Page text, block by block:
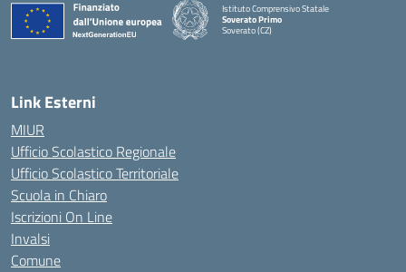
Istituto Comprensivo Statale
Soverato Primo
Soverato (CZ)
Link Esterni
MIUR
Ufficio Scolastico Regionale
Ufficio Scolastico Territoriale
Scuola in Chiaro
Iscrizioni On Line
Invalsi
Comune